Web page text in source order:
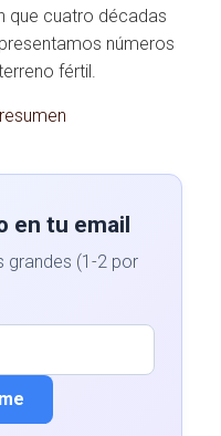
que cuatro décadas
números
fértil.
en tu email
grandes (1-2 por